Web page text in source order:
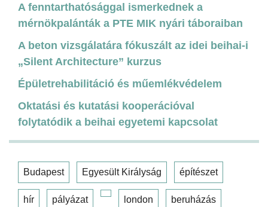
A fenntarthatósággal ismerkednek a
mérnökpalánták a PTE MIK nyári táboraiban
A beton vizsgálatára fókuszált az idei beihai-i
„Silent Architecture” kurzus
Épületrehabilitáció és műemlékvédelem
Oktatási és kutatási kooperációval
folytatódik a beihai egyetemi kapcsolat
Budapest Egyesült Királyság építészet
hír pályázat london beruházás